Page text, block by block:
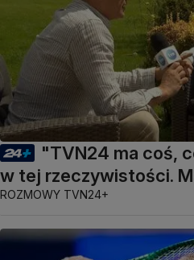
"TVN24 ma coś,
w tej rzeczywistości.
ROZMOWY TVN24+